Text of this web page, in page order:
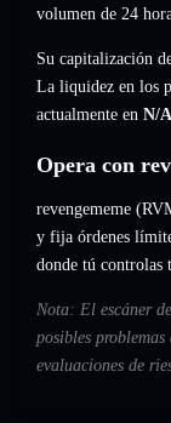
volumen de 24
Su capitalización
La liquidez en los
actualmente en N/A
Opera con
revengememe
y fija órdenes
donde tú controlas
Nota: El escáner
posibles problemas
evaluaciones de